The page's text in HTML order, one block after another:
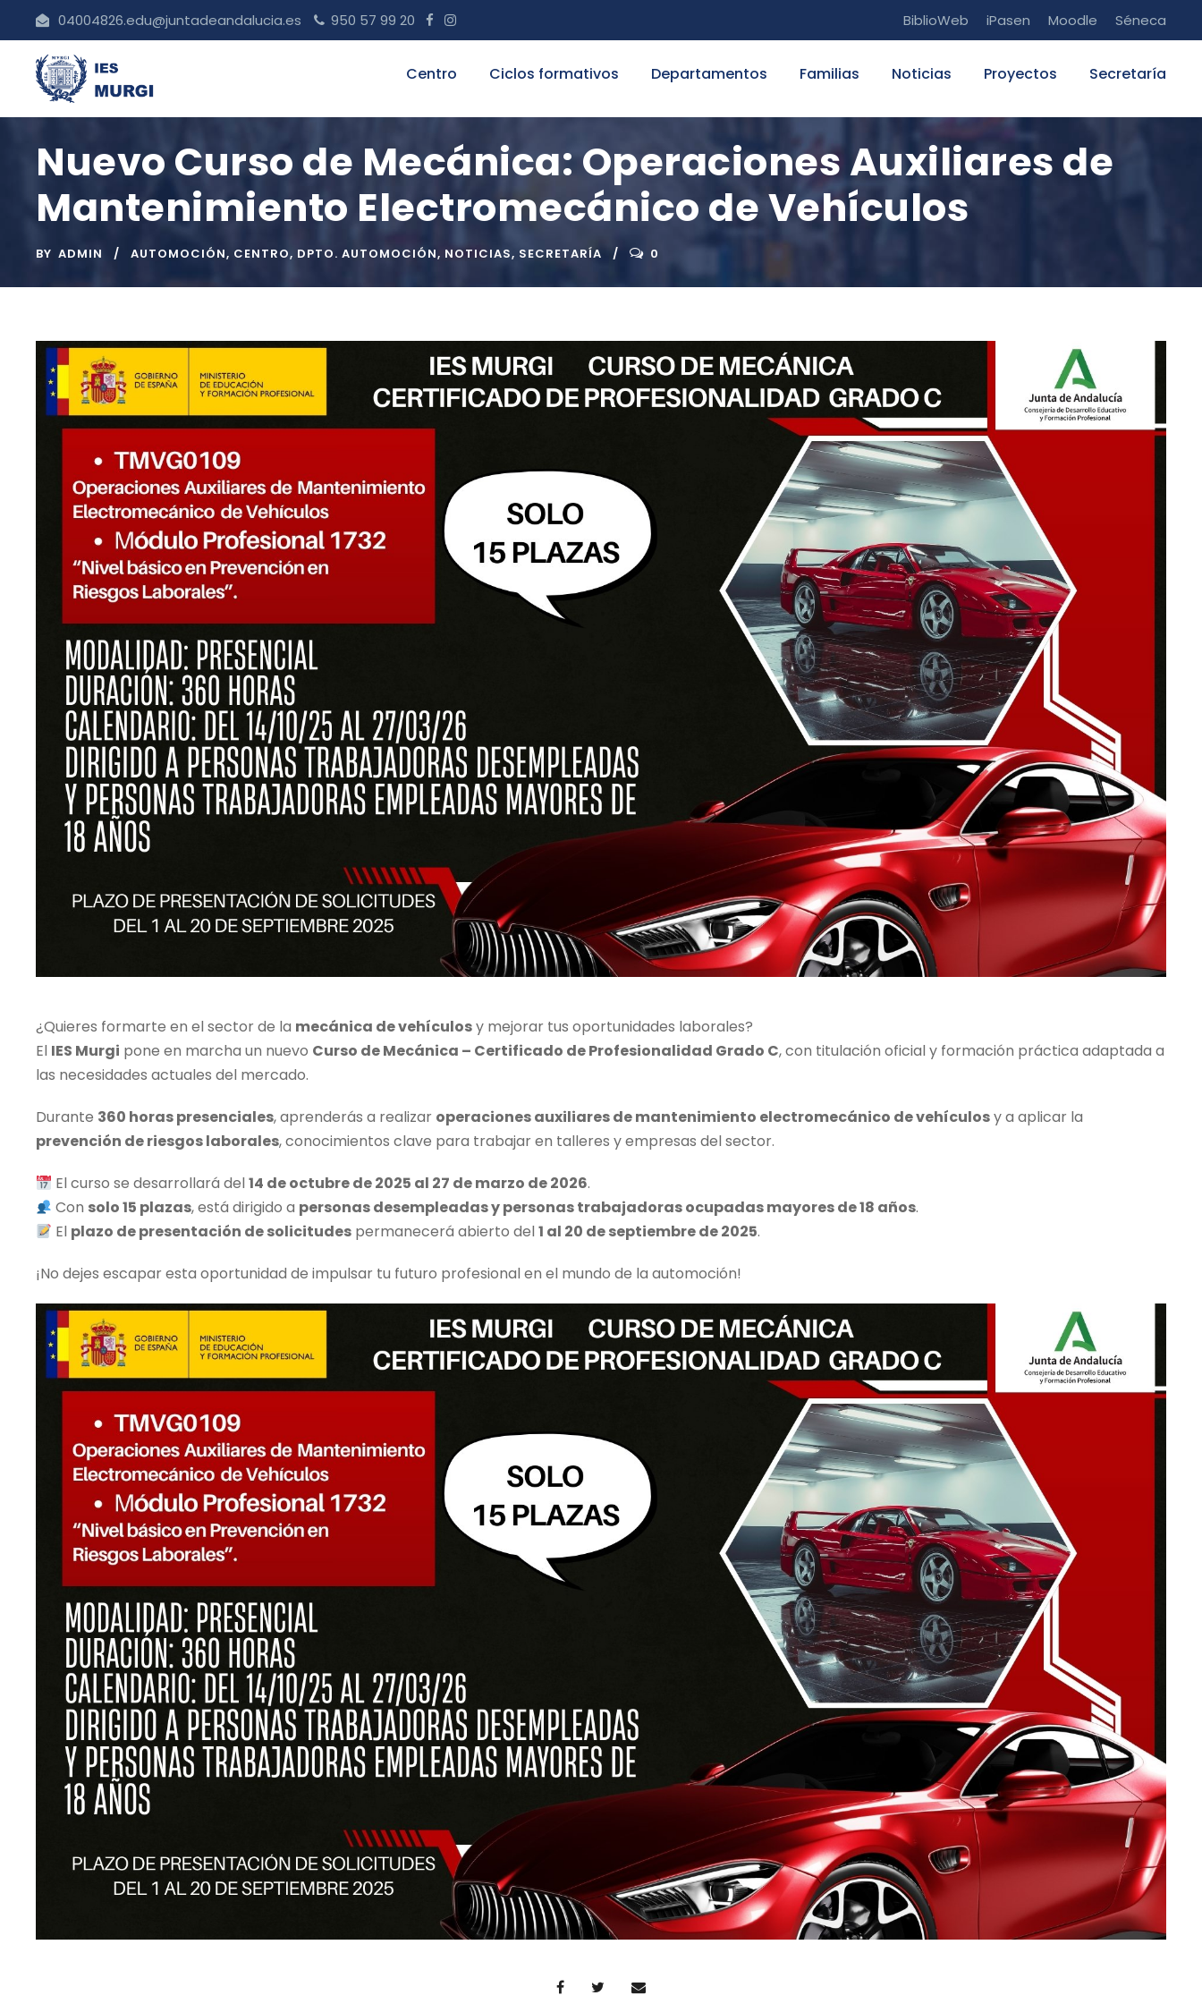
04004826.edu@juntadeandalucia.es 950 57 99 20 BiblioWeb iPasen Moodle Séneca
Centro Ciclos formativos Departamentos Familias Noticias Proyectos Secretaría
Nuevo Curso de Mecánica: Operaciones Auxiliares de
Mantenimiento Electromecánico de Vehículos
BY ADMIN AUTOMOCIÓN, CENTRO, DPTO. AUTOMOCIÓN, NOTICIAS, SECRETARÍA 0
¿Quieres formarte en el sector de la mecánica de vehículosy mejorar tus oportunidades laborales?
El IES Murgi pone en marcha un nuevo Curso de Mecánica – Certificado de Profesionalidad Grado C, con titulación oficial y formación práctica adaptada a
las necesidades actuales del mercado.
Durante 360 horas presenciales, aprenderás a realizar operaciones auxiliares de mantenimiento electromecánico de vehículosy a aplicar la
prevención de riesgos laborales, conocimientos clave para trabajar en talleres y empresas del sector.
El curso se desarrollará del14 de octubre de 2025 al 27 de marzo de 2026.
Con solo 15 plazas, está dirigido a personas desempleadas y personas trabajadoras ocupadas mayores de 18 años.
El plazo de presentación de solicitudes permanecerá abierto del1 al 20 de septiembre de 2025.
¡No dejes escapar esta oportunidad de impulsar tu futuro profesional en el mundo de la automoción!